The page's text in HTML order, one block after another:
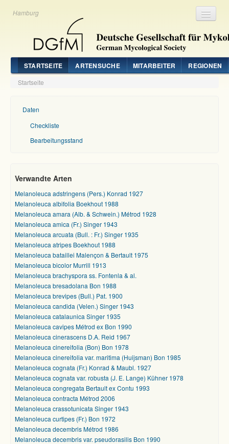
Hamburg
STARTSEITE ARTENSUCHE MITARBEITER REGIONEN
Startseite
Daten
Checkliste
Bearbeitungsstand
Verwandte Arten
Melanoleuca adstringens (Pers.) Konrad 1927
Melanoleuca albifolia Boekhout 1988
Melanoleuca amara (Alb. & Schwein.) Métrod 1928
Melanoleuca amica (Fr.) Singer 1943
Melanoleuca arcuata (Bull. : Fr.) Singer 1935
Melanoleuca atripes Boekhout 1988
Melanoleuca bataillei Malençon & Bertault 1975
Melanoleuca bicolor Murrill 1913
Melanoleuca brachyspora ss. Fontenla & al.
Melanoleuca bresadolana Bon 1988
Melanoleuca brevipes (Bull.) Pat. 1900
Melanoleuca candida (Velen.) Singer 1943
Melanoleuca catalaunica Singer 1935
Melanoleuca cavipes Métrod ex Bon 1990
Melanoleuca cinerascens D.A. Reid 1967
Melanoleuca cinereifolia (Bon) Bon 1978
Melanoleuca cinereifolia var. maritima (Huijsman) Bon 1985
Melanoleuca cognata (Fr.) Konrad & Maubl. 1927
Melanoleuca cognata var. robusta (J. E. Lange) Kühner 1978
Melanoleuca congregata Bertault ex Contu 1993
Melanoleuca contracta Métrod 2006
Melanoleuca crassotunicata Singer 1943
Melanoleuca curtipes (Fr.) Bon 1972
Melanoleuca decembris Métrod 1986
Melanoleuca decembris var. pseudorasilis Bon 1990